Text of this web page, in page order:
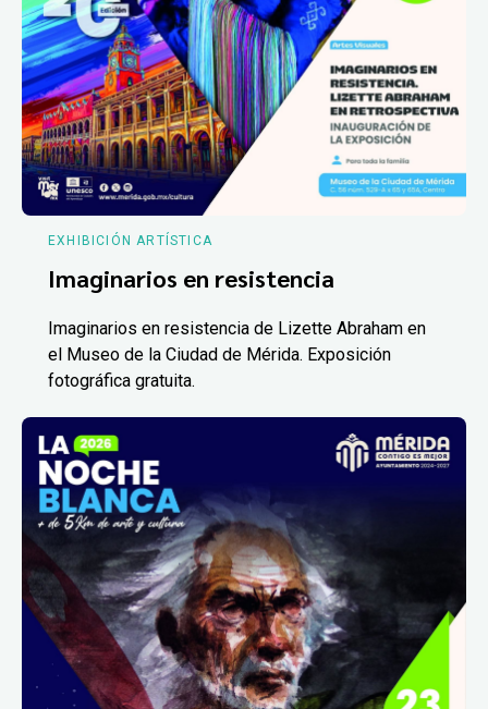
EXHIBICIÓN ARTÍSTICA
Imaginarios en resistencia
Imaginarios en resistencia de Lizette Abraham en
el Museo de la Ciudad de Mérida. Exposición
fotográfica gratuita.